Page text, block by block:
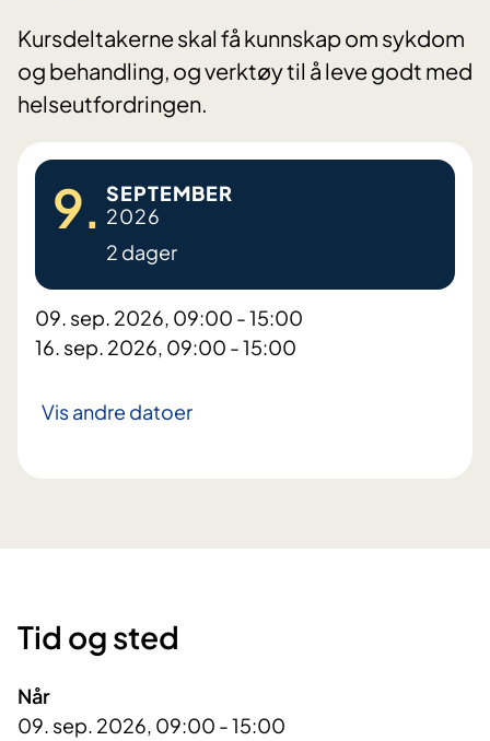
Kursdeltakerne skal få kunnskap om sykdom
og behandling, og verktøy til å leve godt med
helseutfordringen.
9. SEPTEMBER
2026
2 dager
09. sep. 2026, 09:00 - 15:00
16. sep. 2026, 09:00 - 15:00
Vis andre datoer
Tid og sted
Når
09. sep. 2026, 09:00 - 15:00